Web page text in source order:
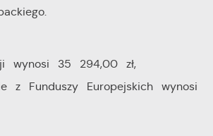
wynosi 35 294,00 zł,
z Funduszy Europejskich wynosi
nasze treści w postaci